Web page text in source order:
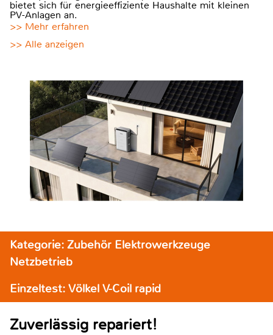
bietet sich für energieeffiziente Haushalte mit kleinen
PV-Anlagen an.
>> Mehr erfahren
>> Alle anzeigen
Kategorie: Zubehör Elektrowerkzeuge
Netzbetrieb
Einzeltest: Völkel V-Coil rapid
Zuverlässig repariert!